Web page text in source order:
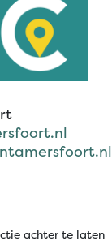
achter te laten